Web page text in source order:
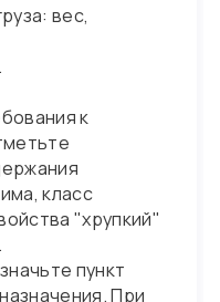
вес,
к
класс
"хрупкий"
пункт
При